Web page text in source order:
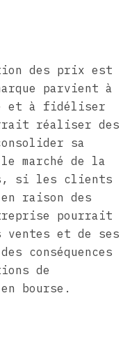
des prix est
parvient à
et à fidéliser
réaliser des
sa
marché de la
si les clients
raison des
pourrait
ventes et de ses
conséquences
de
bourse.